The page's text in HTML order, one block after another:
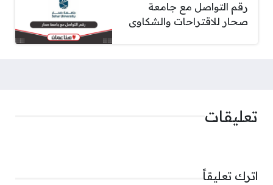
رقم التواصل مع جامعة
صحار للاقتراحات والشكاوى
تعليقات
اترك تعليقاً